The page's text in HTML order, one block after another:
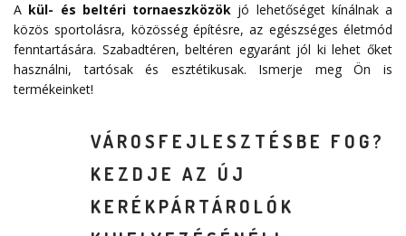
A kül- és beltéri tornaeszközök jó lehetőséget kínálnak a
közös sportolásra, közösség építésre, az egészséges életmód
fenntartására. Szabadtéren, beltéren egyaránt jól ki lehet őket
használni, tartósak és esztétikusak. Ismerje meg Ön is
termékeinket!
VÁROSFEJLESZTÉSBE FOG?
KEZDJE AZ ÚJ
KERÉKPÁRTÁROLÓK